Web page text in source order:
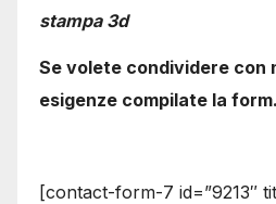
stampa 3d
Se volete condividere con
esigenze compilate la form.
[contact-form-7 id=”9213″